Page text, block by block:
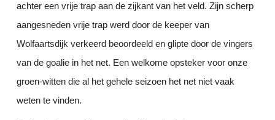
achter een vrije trap aan de zijkant van het veld. Zijn scherp
aangesneden vrije trap werd door de keeper van
Wolfaartsdijk verkeerd beoordeeld en glipte door de vingers
van de goalie in het net. Een welkome opsteker voor onze
groen-witten die al het gehele seizoen het net niet vaak
weten te vinden.